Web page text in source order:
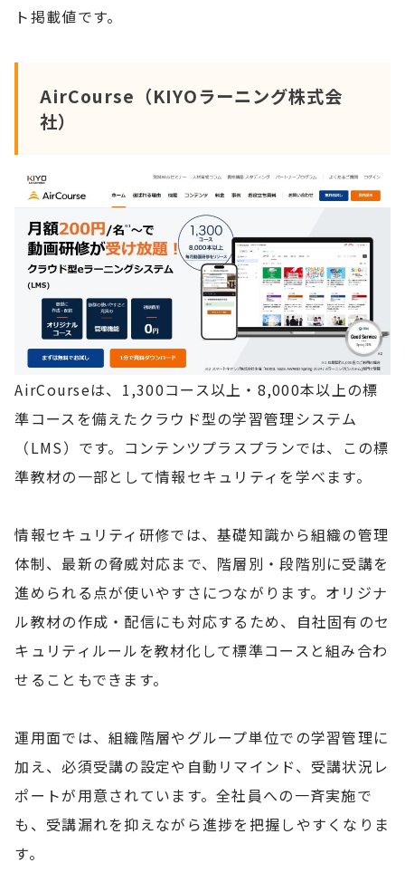
ト掲載値です。
AirCourse（KIYOラーニング株式会
社）
AirCourseは、1,300コース以上・8,000本以上の標
準コースを備えたクラウド型の学習管理システム
（LMS）です。コンテンツプラスプランでは、この標
準教材の一部として情報セキュリティを学べます。
情報セキュリティ研修では、基礎知識から組織の管理
体制、最新の脅威対応まで、階層別・段階別に受講を
進められる点が使いやすさにつながります。オリジナ
ル教材の作成・配信にも対応するため、自社固有のセ
キュリティルールを教材化して標準コースと組み合わ
せることもできます。
運用面では、組織階層やグループ単位での学習管理に
加え、必須受講の設定や自動リマインド、受講状況レ
ポートが用意されています。全社員への一斉実施で
も、受講漏れを抑えながら進捗を把握しやすくなりま
す。